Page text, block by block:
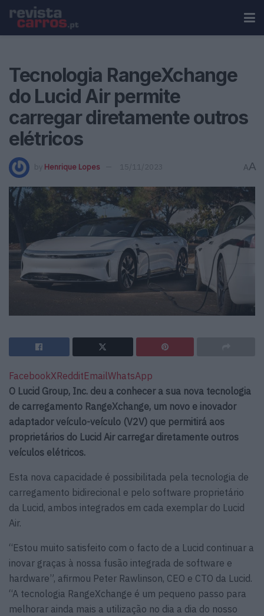
Tecnologia RangeXchange
do Lucid Air permite
carregar diretamente outros
elétricos
by Henrique Lopes 15/11/2023 AA
FacebookXRedditEmailWhatsApp
O Lucid Group, Inc. deu a conhecer a sua nova tecnologia
de carregamento RangeXchange, um novo e inovador
adaptador veículo-veículo (V2V) que permitirá aos
proprietários do Lucid Air carregar diretamente outros
veículos elétricos.
Esta nova capacidade é possibilitada pela tecnologia de
carregamento bidirecional e pelo software proprietário
da Lucid, ambos integrados em cada exemplar do Lucid
Air.
“Estou muito satisfeito com o facto de a Lucid continuar a
inovar graças à nossa fusão integrada de software e
hardware”, afirmou Peter Rawlinson, CEO e CTO da Lucid.
“A tecnologia RangeXchange é um pequeno passo para
melhorar ainda mais a utilização no dia a dia do nosso